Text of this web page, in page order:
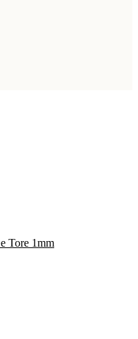
Tore 1mm